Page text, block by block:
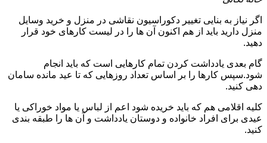
اگر نیاز به بنایی تغییر دکوراسیون نقاشی در منزل و خرید وسایل
منزل دارید باید از هم اکنون آن ها را در لیست کارهای خود قرار
دهید.
گام بعدی یادداشت کردن تمام کارهایی است که باید انجام
شود.سپس کارها را بر اساس تعداد روزهایی که تا عید مانده سامان
دهی کنید.
کلیه اقلامی هم که باید خریده شود اعم از لباس یا مواد خوراکی یا
عیدی برای افراد خانواده و دوستان یادداشت و آن ها را طبقه بندی
کنید.